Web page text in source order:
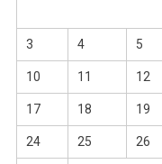
3 4 5
10 11 12
17 18 19
24 25 26